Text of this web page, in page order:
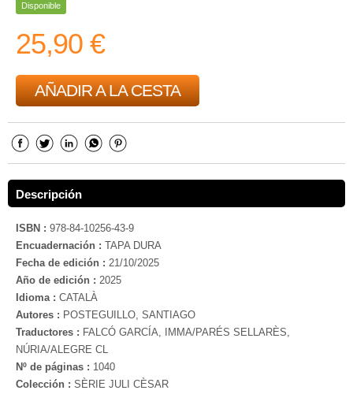
Disponible
25,90 €
AÑADIR A LA CESTA
Descripción
ISBN : 978-84-10256-43-9
Encuadernación : TAPA DURA
Fecha de edición : 21/10/2025
Año de edición : 2025
Idioma : CATALÀ
Autores : POSTEGUILLO, SANTIAGO
Traductores : FALCÓ GARCÍA, IMMA/PARÉS SELLARÈS,
NÚRIA/ALEGRE CL
Nº de páginas : 1040
Colección : SÈRIE JULI CÈSAR